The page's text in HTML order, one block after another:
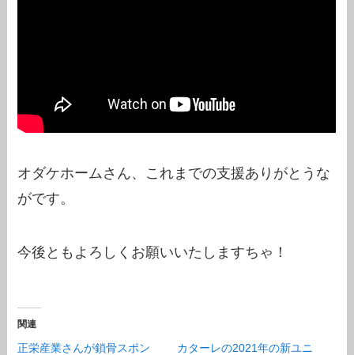
オダケホームさん、これまでの支援ありがとうな
がです。
今後ともよろしくお願いいたしますちゃ！
関連
正栄産業さんが鎖骨スポン
カターレの2021年の新ユニ